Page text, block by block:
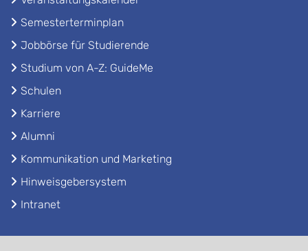
Semesterterminplan
Jobbörse für Studierende
Studium von A-Z: GuideMe
Schulen
Karriere
Alumni
Kommunikation und Marketing
Hinweisgebersystem
Intranet